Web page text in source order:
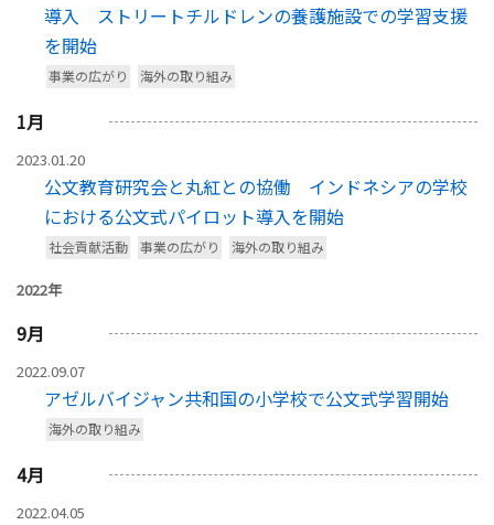
導入 ストリートチルドレンの養護施設での学習支援
を開始
事業の広がり 海外の取り組み
1月
2023.01.20
公文教育研究会と丸紅との協働 インドネシアの学校
における公文式パイロット導入を開始
社会貢献活動 事業の広がり 海外の取り組み
2022年
9月
2022.09.07
アゼルバイジャン共和国の小学校で公文式学習開始
海外の取り組み
4月
2022.04.05